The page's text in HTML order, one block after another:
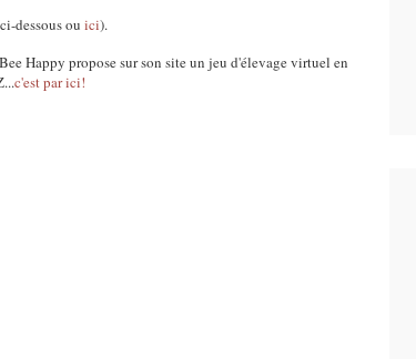
dessous ou ici).
Happy propose sur son site un jeu d'élevage virtuel en
c'est par ici!